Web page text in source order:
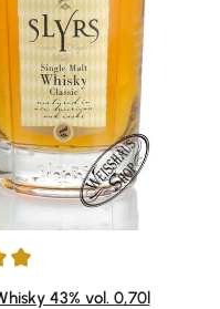
4.89 von 5 Sternen
43% vol. 0,70l